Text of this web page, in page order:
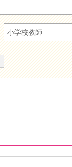
小学校教師